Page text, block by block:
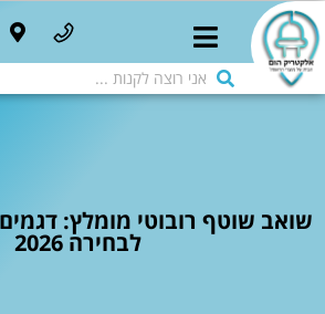
שואב שוטף רובוטי מומלץ:
לבחירה 2026